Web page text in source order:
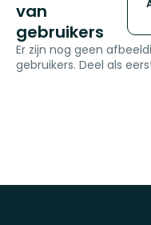
van
gebruikers
Er zijn nog geen
gebruikers. Deel als